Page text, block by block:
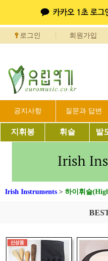
로그인 회원가입
공지사항 질문과 답변
지휘봉 휘슬 발
Irish Instruments > 하이휘슬